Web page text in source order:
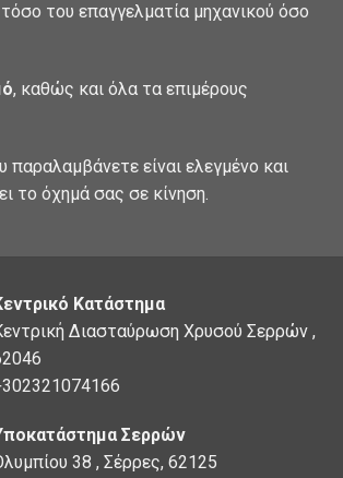
του επαγγελματία μηχανικού όσο
, καθώς και όλα τα επιμέρους
είναι ελεγμένο και
το όχημά σας σε κίνηση.
Κατάστημα
Διασταύρωση Χρυσού Σερρών ,
Σερρών
38 , Σέρρες, 62125